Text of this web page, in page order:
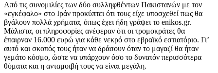
Από τις συνομιλίες των δύο συλληφθέντων Πακιστανών με τον
«εγκέφαλο» στο Ιράν προκύπτει ότι τους είχε υποσχεθεί πως θα
βγάλουν πολλά χρήματα, όπως έχει ήδη γράψει το enikos.gr.
Μάλιστα, οι πληροφορίες ανέφεραν ότι οι τρομοκράτες θα
έπαιρναν 16.000 ευρώ για κάθε νεκρό στο εβραϊκό εστιατόριο. Γι’
αυτό και σκοπός τους ήταν να δράσουν όταν το μαγαζί θα ήταν
γεμάτο κόσμο, ώστε να υπάρχουν όσο το δυνατόν περισσότερα
θύματα και η ανταμοιβή τους να είναι μεγάλη.